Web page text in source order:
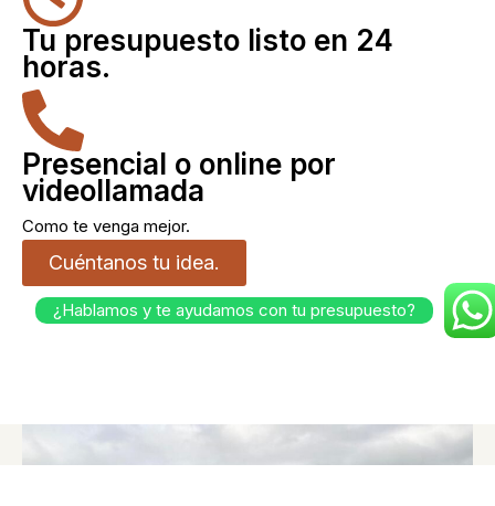
Tu presupuesto listo en 24
horas.
Presencial o online por
videollamada
Como te venga mejor.
Cuéntanos tu idea.
¿Hablamos y te ayudamos con tu presupuesto?